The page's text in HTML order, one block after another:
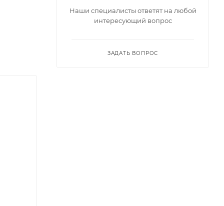
Наши специалисты ответят на любой
интересующий вопрос
ЗАДАТЬ ВОПРОС